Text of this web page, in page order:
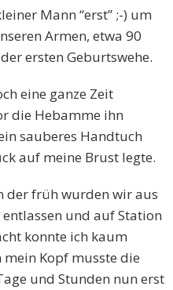
Mann “erst” ;-) um
Armen, etwa 90
ersten Geburtswehe.
eine ganze Zeit
die Hebamme ihn
sauberes Handtuch
auf meine Brust legte.
derfrüh wurden wir aus
und auf Station
konnte ich kaum
mein Kopf musste die
und Stunden nun erst